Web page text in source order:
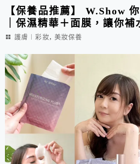
【保養品推薦】 W.Show
｜保濕精華＋面膜，讓你補
護膚︱彩妝, 美妝保養